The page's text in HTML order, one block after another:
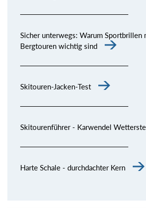
Sicher unterwegs: Warum Sportbrillen
Bergtouren wichtig sind
Skitouren-Jacken-Test
Skitourenführer - Karwendel
Harte Schale - durchdachter Kern